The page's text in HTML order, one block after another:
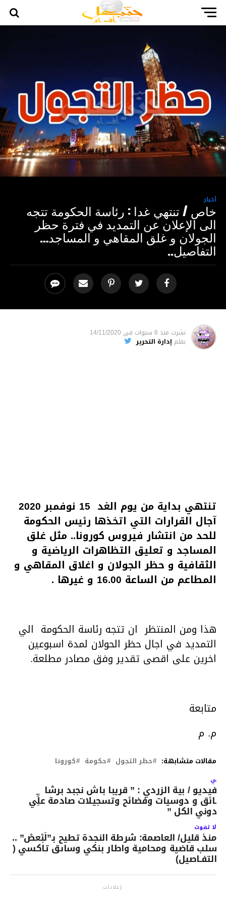
أخبار
خاص / تنتهي غدا : رئاسة الحكومة تتجه
الى الإعلان عن التمديد في فترة حظر
الجولان و غلق المقاهي و المساجد…
‏التفاصيل.. ‏
نشرت منذ 6 سنوات فى 14/11/2020
بقلم إدارة التحرير
تنتهي بداية من يوم الغد 15 نوفمبر 2020
آجال القرارات التي اتخذها رئيس الحكومة
للحد من انتشار فيروس كورونا.. مثل غلق
المساجد و تعليق التظاهرات الرياضية و
الثقافية و حظر الجولان و اغلاق المقاهي و
المطاعم من الساعة 16.00 و غيرها .
هذا ومن المنتظر ان تتجه رئاسة الحكومة الي
التمديد في اجال حظر الحولان لمدة اسبوعين
اخرين على اقصى تقدير وفق مصادر مطلعة.
متابعة
م. م
مقالات متشابهة: حظر التجول حكومة كورونا
/ بية الزردي : ” قريبا باش نجبد برشا
و دوسيات وفضائح وتسجيلات صادمة علِِّي
الكل ”
لا تفوت
منذ قليل/ العاصمة: شرطة النجدة تطيح بـ”لَبْعصْ” ..
سلب قاضية ومحامية واطار بنكي وساىق تاكسي (
التفـاصيل)
إعلانات